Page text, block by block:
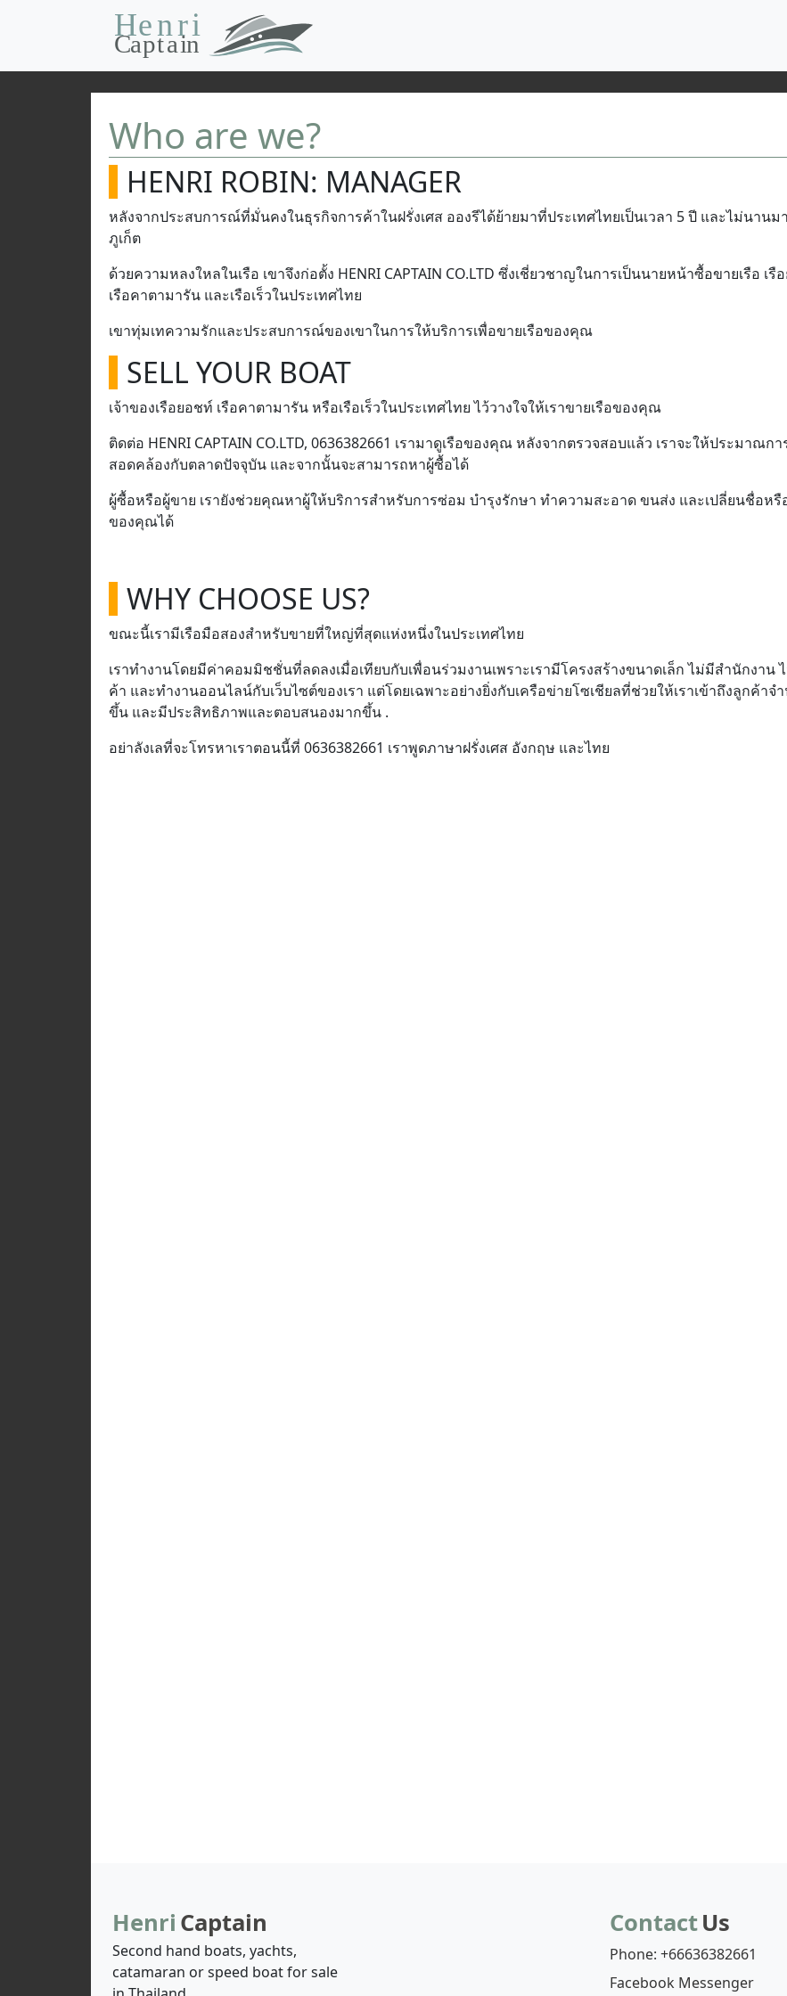
Who are we?
HENRI ROBIN: MANAGER
หลังจากประสบการณ์ที่มั่นคงในธุรกิจการค้าในฝรั่งเศส อองรีได้ย้ายมาที่ประเทศไทยเป็นเวลา 5 ปี และไม่นานม
ภูเก็ต
ด้วยความหลงใหลในเรือ เขาจึงก่อตั้ง HENRI CAPTAIN CO.LTD ซึ่งเชี่ยวชาญในการเป็นนายหน้าซื้อขายเรือ เรื
เรือคาตามารัน และเรือเร็วในประเทศไทย
เขาทุ่มเทความรักและประสบการณ์ของเขาในการให้บริการเพื่อขายเรือของคุณ
SELL YOUR BOAT
เจ้าของเรือยอชท์ เรือคาตามารัน หรือเรือเร็วในประเทศไทย ไว้วางใจให้เราขายเรือของคุณ
ติดต่อ HENRI CAPTAIN CO.LTD, 0636382661 เรามาดูเรือของคุณ หลังจากตรวจสอบแล้ว เราจะให้ประมาณกา
สอดคล้องกับตลาดปัจจุบัน และจากนั้นจะสามารถหาผู้ซื้อได้
ผู้ซื้อหรือผู้ขาย เรายังช่วยคุณหาผู้ให้บริการสำหรับการซ่อม บำรุงรักษา ทำความสะอาด ขนส่ง และเปลี่ยนชื่อหรื
ของคุณได้
WHY CHOOSE US?
ขณะนี้เรามีเรือมือสองสำหรับขายที่ใหญ่ที่สุดแห่งหนึ่งในประเทศไทย
เราทำงานโดยมีค่าคอมมิชชั่นที่ลดลงเมื่อเทียบกับเพื่อนร่วมงานเพราะเรามีโครงสร้างขนาดเล็ก ไม่มีสำนักงาน
ค้า และทำงานออนไลน์กับเว็บไซต์ของเรา แต่โดยเฉพาะอย่างยิ่งกับเครือข่ายโซเชียลที่ช่วยให้เราเข้าถึงลูกค้าจ
ขึ้น และมีประสิทธิภาพและตอบสนองมากขึ้น .
อย่าลังเลที่จะโทรหาเราตอนนี้ที่ 0636382661 เราพูดภาษาฝรั่งเศส อังกฤษ และไทย
Henri Captain
Second hand boats, yachts,
catamaran or speed boat for sale
ContactUs
Phone: +66636382661
Facebook Messenger